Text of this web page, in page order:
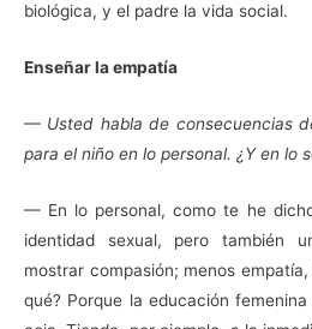
biológica, y el padre la vida social.
Enseñar la empatía
— Usted habla de consecuencias
para el niño en lo personal. ¿Y en lo
— En lo personal, como te he
identidad sexual, pero también
mostrar compasión; menos
qué? Porque la educación